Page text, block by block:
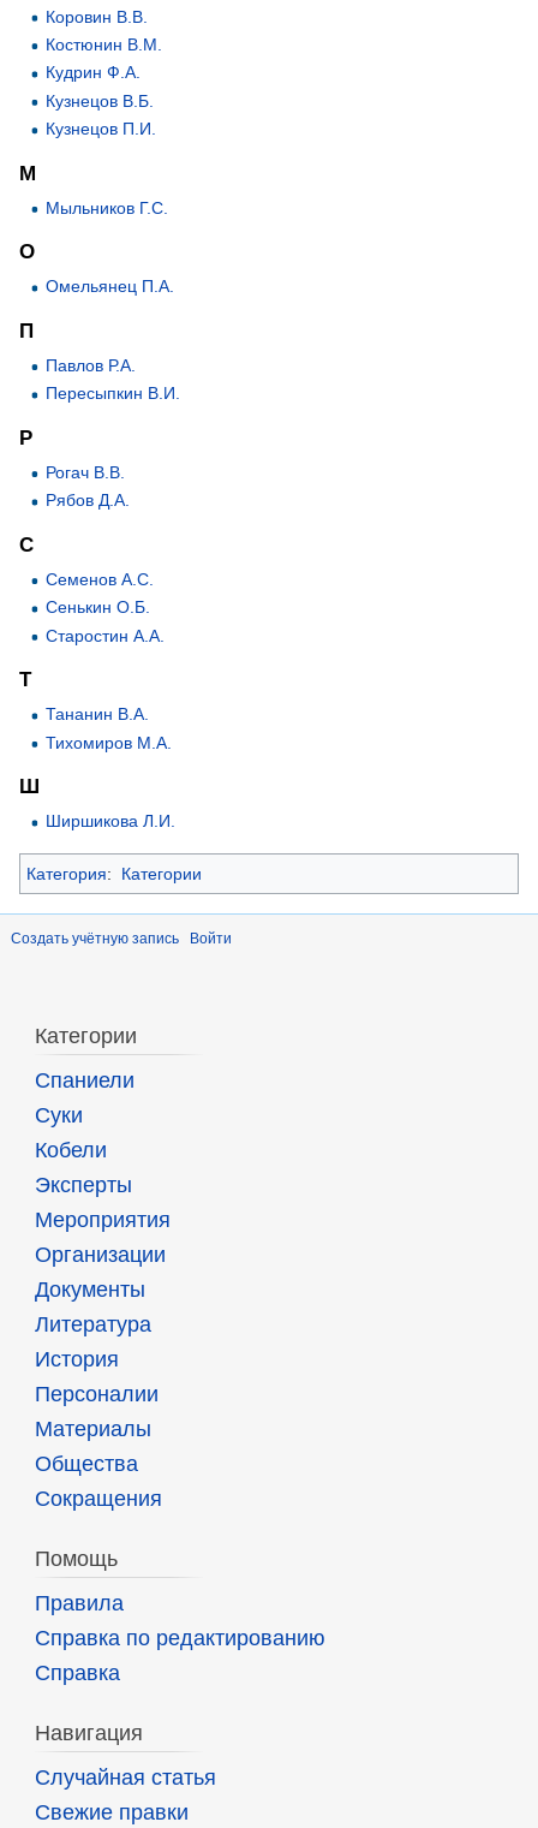
Коровин В.В.
Костюнин В.М.
Кудрин Ф.А.
Кузнецов В.Б.
Кузнецов П.И.
М
Мыльников Г.С.
О
Омельянец П.А.
П
Павлов Р.А.
Пересыпкин В.И.
Р
Рогач В.В.
Рябов Д.А.
С
Семенов А.С.
Сенькин О.Б.
Старостин А.А.
Т
Тананин В.А.
Тихомиров М.А.
Ш
Ширшикова Л.И.
Категория: Категории
Создать учётную запись Войти
Категории
Спаниели
Суки
Кобели
Эксперты
Мероприятия
Организации
Документы
Литература
История
Персоналии
Материалы
Общества
Сокращения
Помощь
Правила
Справка по редактированию
Справка
Навигация
Случайная статья
Свежие правки